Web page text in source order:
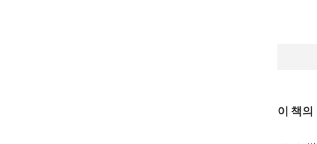
이 책의